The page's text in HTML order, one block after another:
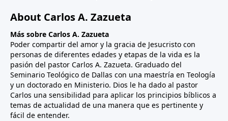
About Carlos A. Zazueta
Más sobre Carlos A. Zazueta
Poder compartir del amor y la gracia de Jesucristo con
personas de diferentes edades y etapas de la vida es la
pasión del pastor Carlos A. Zazueta. Graduado del
Seminario Teológico de Dallas con una maestría en Teología
y un doctorado en Ministerio. Dios le ha dado al pastor
Carlos una sensibilidad para aplicar los principios bíblicos a
temas de actualidad de una manera que es pertinente y
fácil de entender.